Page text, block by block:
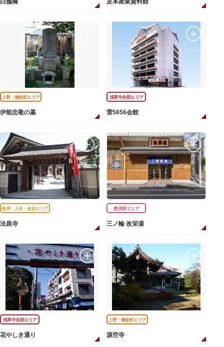
上野・御徒町エリア
伊能忠敬の墓
浅草中央部エリア
雷5656会館
根岸・入谷・金杉エリア
法昌寺
奥浅草エリア
三ノ輪 改栄湯
浅草中央部エリア
花やしき通り
上野・御徒町エリア
源空寺